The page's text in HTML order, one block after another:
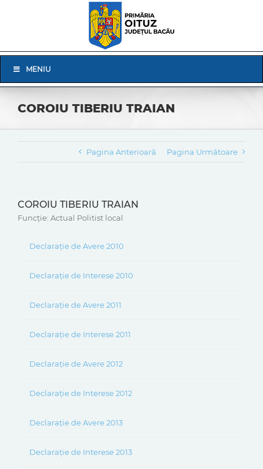
Navigation
MENIU
COROIU TIBERIU TRAIAN
Pagina Anterioară Pagina Următoare
COROIU TIBERIU TRAIAN
Funcție: Actual Politist local
Declarație de Avere 2010
Declarație de Interese 2010
Declarație de Avere 2011
Declarație de Interese 2011
Declarație de Avere 2012
Declarație de Interese 2012
Declarație de Avere 2013
Declarație de Interese 2013